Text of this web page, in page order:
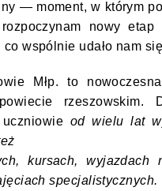
— moment, w którym
nowy etap
wspólnie udało nam
Młp. to
rzeszowskim.
od wielu lat
kursach, wyjazdach
specjalistycznych.